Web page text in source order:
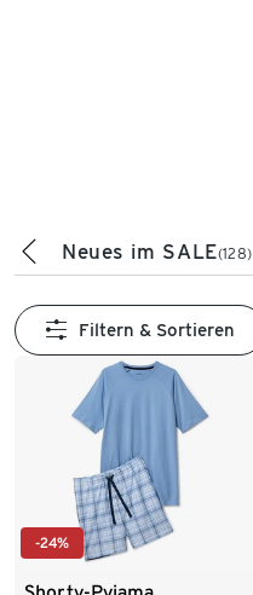
Neues im SALE(128)
Filtern & Sortieren
-24%